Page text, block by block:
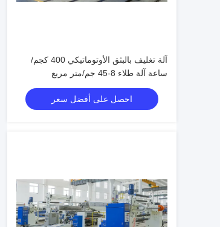
آلة تغليف بالبثق الأوتوماتيكي 400 كجم/
ساعة آلة طلاء 8-45 جم/متر مربع
احصل على أفضل سعر